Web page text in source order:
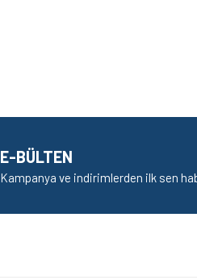
Ürün resmi kalitesiz, bozuk
Ürün bilgilerinde hatalar
E-BÜLTEN
Kampanya ve indirimlerden ilk sen